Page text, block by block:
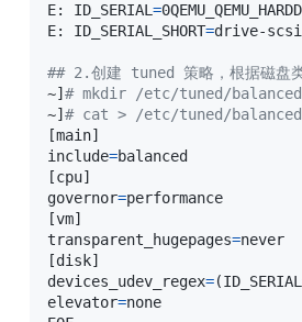
E: ID_SERIAL=
E: ID_SERIAL_SHORT=drive-
## 2.创建 tuned 策略，根据磁盘类
~] # mkdir /etc/tuned/
~] # cat > /etc/tuned/
[main]
include=
[cpu]
governor=
[vm]
transparent_hugepages=
[disk]
devices_udev_regex=(ID_SERIAL
elevator=none